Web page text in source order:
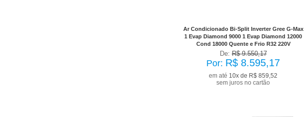
Ar Condicionado Bi-Split Inverter Gree G-Max
1 Evap Diamond 9000 1 Evap Diamond 12000
Cond 18000 Quente e Frio R32 220V
De:R$ 9.550,17
Por: R$ 8.595,17
em até 10x de R$ 859,52
sem juros no cartão